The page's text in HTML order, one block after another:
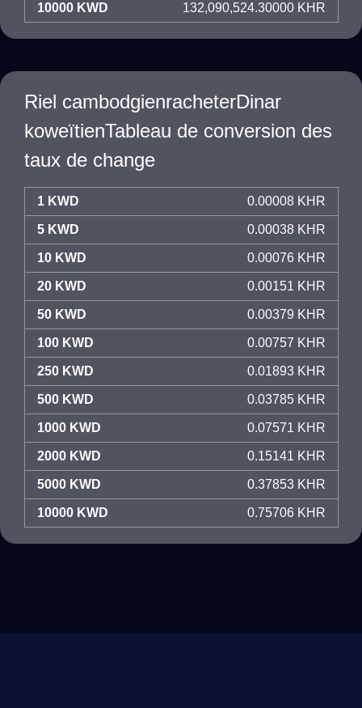
10000 KWD 132,090,524.30000 KHR
Riel cambodgienracheterDinar
koweïtienTableau de conversion des
taux de change
1 KWD 0.00008 KHR
5 KWD 0.00038 KHR
10 KWD 0.00076 KHR
20 KWD 0.00151 KHR
50 KWD 0.00379 KHR
100 KWD 0.00757 KHR
250 KWD 0.01893 KHR
500 KWD 0.03785 KHR
1000 KWD 0.07571 KHR
2000 KWD 0.15141 KHR
5000 KWD 0.37853 KHR
10000 KWD 0.75706 KHR